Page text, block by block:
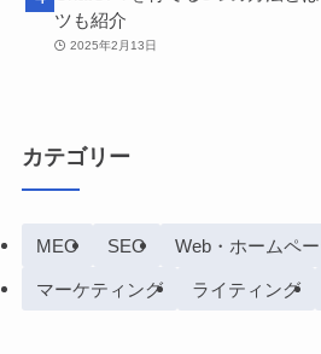
ツも紹介
2025年2月13日
カテゴリー
MEO SEO Web・ホームペ
マーケティング ライティング